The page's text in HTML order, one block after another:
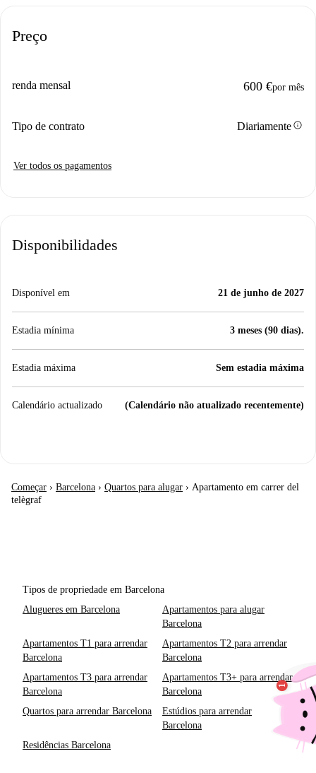
Preço
renda mensal 600 €por mês
Tipo de contrato Diariamenteinfo
Ver todos os pagamentos
Disponibilidades
Disponível em 21 de junho de 2027
Estadia mínima 3 meses (90 dias).
Estadia máxima Sem estadia máxima
Calendário actualizado (Calendário não atualizado recentemente)
Começar › Barcelona › Quartos para alugar › Apartamento em carrer del
telègraf
Tipos de propriedade em Barcelona
Alugueres em Barcelona
Apartamentos para alugar
Barcelona
Apartamentos T1 para arrendar
Barcelona
Apartamentos T2 para arrendar
Barcelona
Apartamentos T3 para arrendar
Barcelona
Apartamentos T3+ para arrendar
Barcelona
Quartos para arrendar Barcelona
Estúdios para arrendar
Barcelona
Residências Barcelona